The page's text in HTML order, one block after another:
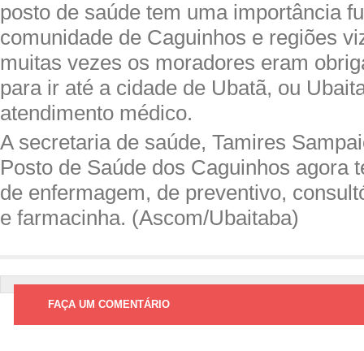
posto de saúde tem uma importância
comunidade de Caguinhos e regiões
muitas vezes os moradores eram
para ir até a cidade de Ubatã, ou
atendimento médico.
A secretaria de saúde, Tamires
Posto de Saúde dos Caguinhos agora
de enfermagem, de preventivo,
e farmacinha. (Ascom/Ubaitaba)
FAÇA UM COMENTÁRIO